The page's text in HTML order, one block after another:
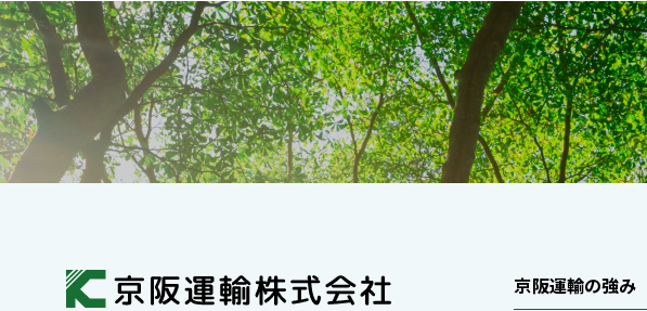
京阪運輸の強み